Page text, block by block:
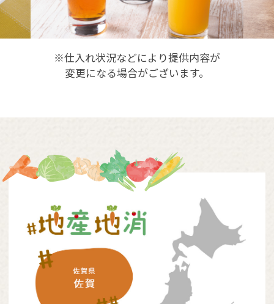
※仕入れ状況などにより提供内容が
変更になる場合がございます。